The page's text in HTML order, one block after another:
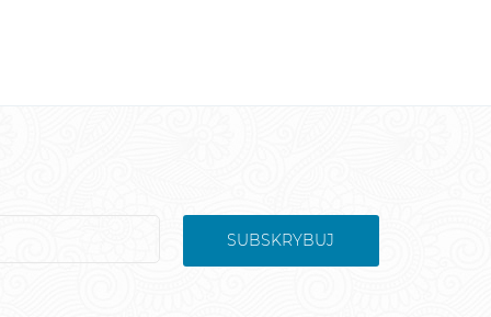
SUBSKRYBUJ